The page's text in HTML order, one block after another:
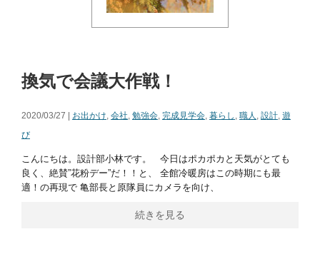
換気で会議大作戦！
2020/03/27 | お出かけ, 会社, 勉強会, 完成見学会, 暮らし , 職人 , 設計, 遊
び
こんにちは。設計部小林です。 今日はポカポカと天気がとても
良く、絶賛”花粉デー”だ！！と、 全館冷暖房はこの時期にも最
適！の再現で 亀部長と原隊員にカメラを向け、
続きを見る